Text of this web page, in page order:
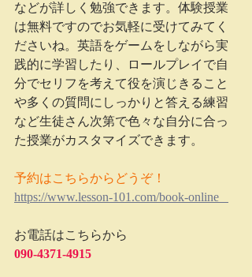
などが詳しく勉強できます。体験授業
は無料ですのでお気軽に受けてみてく
ださいね。英語をゲームをしながら実
践的に学習したり、ロールプレイで自
分でセリフを考えて役を演じきること
や多くの質問にしっかりと答える練習
など生徒さん次第で色々な自分に合っ
た授業がカスタマイズできます。
予約はこちらからどうぞ！
https://www.lesson-101.com/book-online
お電話はこちらから
090-4371-4915